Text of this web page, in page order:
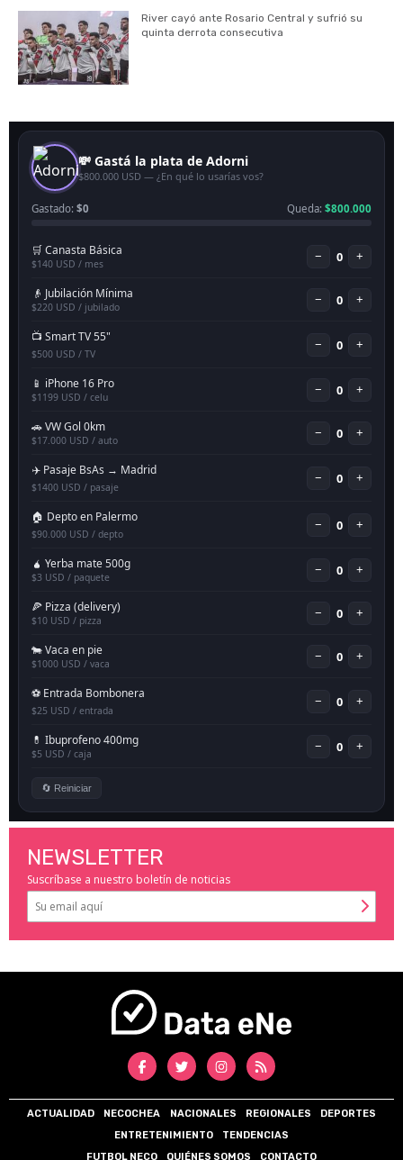
River cayó ante Rosario Central y sufrió su
quinta derrota consecutiva
NEWSLETTER
Suscríbase a nuestro boletín de noticias
ACTUALIDAD NECOCHEA NACIONALES REGIONALES
DEPORTES
ENTRETENIMIENTO
TENDENCIAS
FUTBOL NECO
QUIÉNES SOMOS CONTACTO